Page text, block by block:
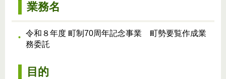
業務名
令和８年度 町制70周年記念事業 町勢要覧作成業
務委託
目的